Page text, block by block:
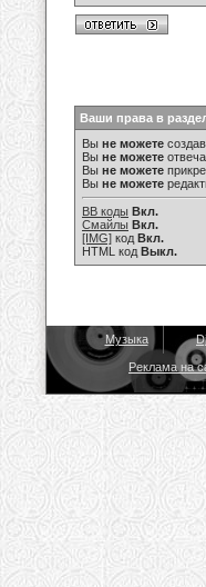
Ваши права в
Вы не можете
Вы не можете
Вы не можете
Вы не можете
BB коды Вкл.
Смайлы Вкл.
[IMG] код Вкл.
HTML код Выкл.
Музыка
Реклама на